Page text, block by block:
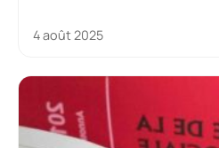
4 août 2025